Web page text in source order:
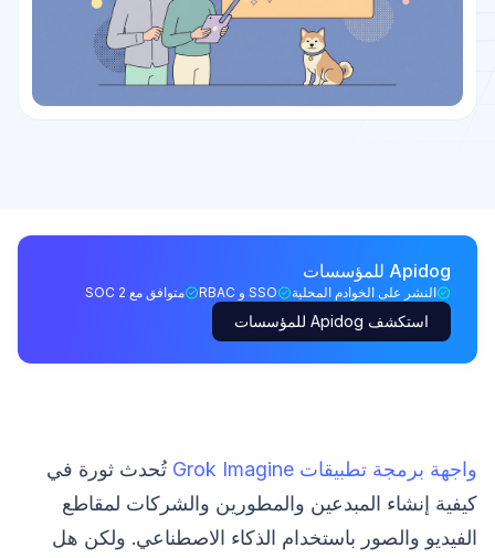
Apidog للمؤسسات
النشر على الخوادم المحلية SSO و RBAC متوافق مع SOC 2
استكشف Apidog للمؤسسات
واجهة برمجة تطبيقات Grok Imagine
تُحدث ثورة في
كيفية إنشاء المبدعين والمطورين والشركات لمقاطع
الفيديو والصور باستخدام الذكاء الاصطناعي. ولكن هل